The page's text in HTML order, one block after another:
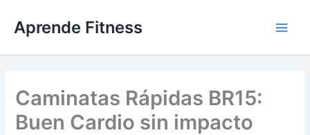
contenido
Aprende Fitness
Caminatas Rápidas BR15:
Buen Cardio sin impacto